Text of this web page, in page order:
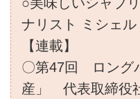
ナリスト ミシェル
【連載】
〇第47回 ロング
産」 代表取締役